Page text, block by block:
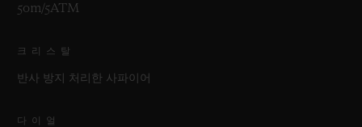
50m/5ATM
크리스탈
반사 방지 처리한 사파이어
다이얼